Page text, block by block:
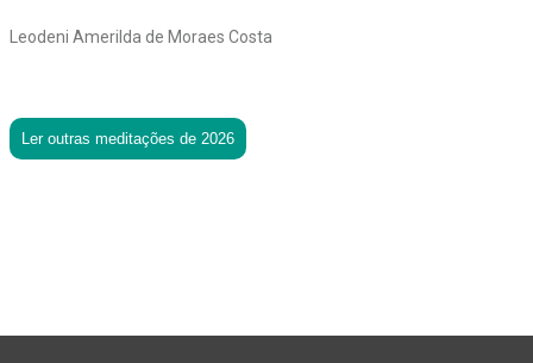
Leodeni Amerilda de Moraes Costa
Ler outras meditações de 2026